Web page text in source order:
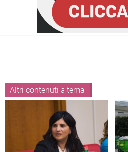
Altri contenuti a tema